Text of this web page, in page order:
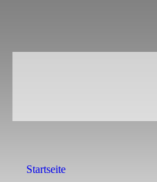
Startseite